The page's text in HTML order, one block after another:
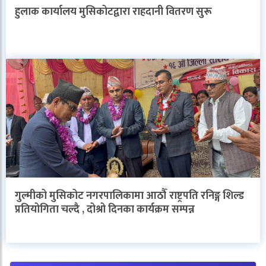
हुलाक कार्यालय मुसिकोटद्वारा राहदानी वितरण सुरू
गुल्मीको मुसिकोट नगरपालिकामा आठौँ राष्ट्रपति रनिङ्ग शिल्ड
प्रतियोगिता चल्दै , दोश्रो दिनका कार्यक्रम सम्पन्न